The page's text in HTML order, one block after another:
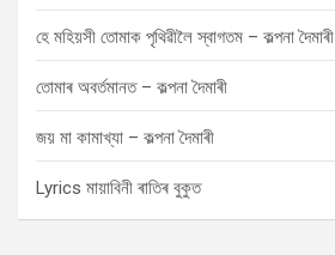
হে মহিয়সী তোমাক পৃথিৱীলৈ স্বাগতম – কল্পনা দৈমাৰী
তোমাৰ অবৰ্তমানত – কল্পনা দৈমাৰী
জয় মা কামাখ্যা – কল্পনা দৈমাৰী
Lyrics মায়াবিনী ৰাতিৰ বুকুত